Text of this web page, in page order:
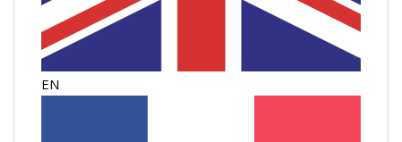
EN